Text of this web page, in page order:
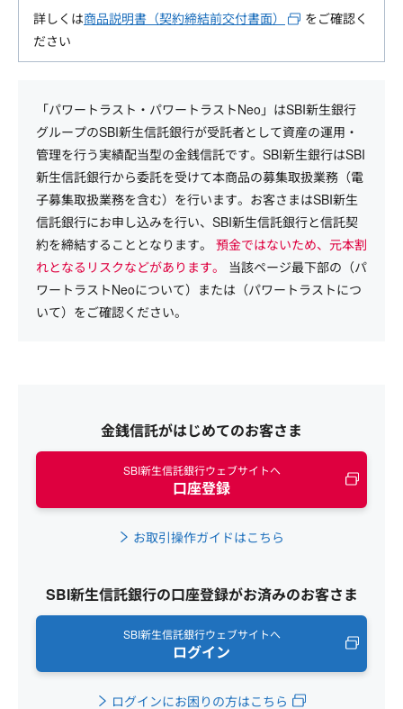
詳しくは商品説明書（契約締結前交付書面）
をご確認く
ださい
「パワートラスト・パワートラストNeo」はSBI新生銀行
グループのSBI新生信託銀行が受託者として資産の運用・
管理を行う実績配当型の金銭信託です。SBI新生銀行はSBI
新生信託銀行から委託を受けて本商品の募集取扱業務（電
子募集取扱業務を含む）を行います。お客さまはSBI新生
信託銀行にお申し込みを行い、SBI新生信託銀行と信託契
約を締結することとなります。 預金ではないため、元本割
れとなるリスクなどがあります。
当該ページ最下部の（パ
ワートラストNeoについて）または（パワートラストにつ
いて）をご確認ください。
金銭信託がはじめてのお客さま
SBI新生信託銀行ウェブサイトへ
口座登録
お取引操作ガイドはこちら
SBI新生信託銀行の口座登録がお済みのお客さま
SBI新生信託銀行ウェブサイトへ
ログイン
ログインにお困りの方はこちら